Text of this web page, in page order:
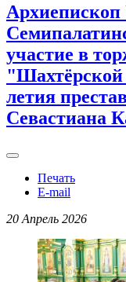
Архиепископ
участие в
"Шахтёрской
летия
Севастиана
Печать
E-mail
20 Апрель 2026